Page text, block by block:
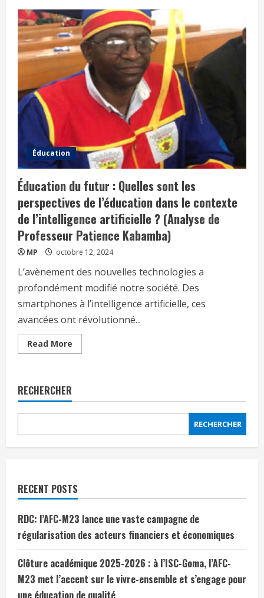
Éducation
Éducation du futur : Quelles sont les
perspectives de l’éducation dans le contexte
de l’intelligence artificielle ? (Analyse de
Professeur Patience Kabamba)
MP octobre 12, 2024
L’avènement des nouvelles technologies a
profondément modifié notre société. Des
smartphones à l’intelligence artificielle, ces
avancées ont révolutionné...
Read More
RECHERCHER
RECHERCHER
RECENT POSTS
RDC: l’AFC-M23 lance une vaste campagne de
régularisation des acteurs financiers et économiques
Clôture académique 2025-2026 : à l’ISC-Goma, l’AFC-
M23 met l’accent sur le vivre-ensemble et s’engage pour
une éducation de qualité